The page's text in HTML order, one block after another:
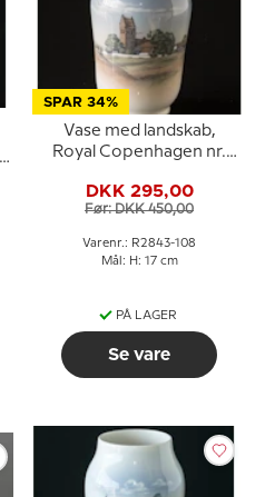
SPAR 34%
Vase med landskab,
Royal Copenhagen nr.
DKK 295,00
Før: DKK 450,00
Varenr.: R2843-108
Mål: H: 17 cm
PÅ LAGER
Se vare